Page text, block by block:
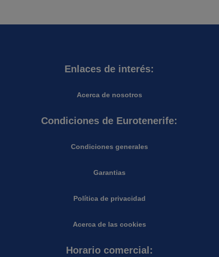
Enlaces de interés:
Acerca de nosotros
Condiciones de Eurotenerife:
Condiciones generales
Garantias
Política de privacidad
Acerca de las cookies
Horario comercial: